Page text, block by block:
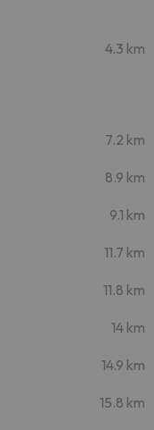
4.3 km
7.2 km
8.9 km
9.1 km
11.7 km
11.8 km
14 km
14.9 km
15.8 km